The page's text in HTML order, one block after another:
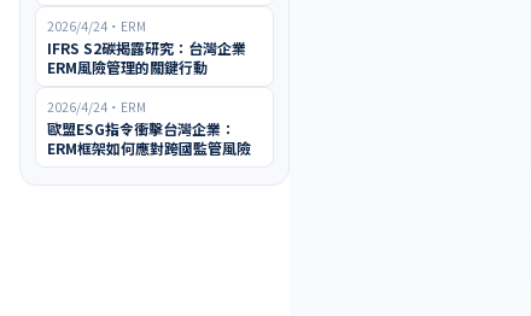
2026/4/24 ・ ERM
IFRS S2碳揭露研究：台灣企業
ERM風險管理的關鍵行動
2026/4/24 ・ ERM
歐盟ESG指令衝擊台灣企業：
ERM框架如何應對跨國監管風險